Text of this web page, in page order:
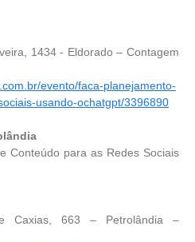
1434 - Eldorado – Contagem
evento/faca-planejamento-
usando-ochatgpt/3396890
Conteúdo para as Redes Sociais
Caxias, 663 – Petrolândia –